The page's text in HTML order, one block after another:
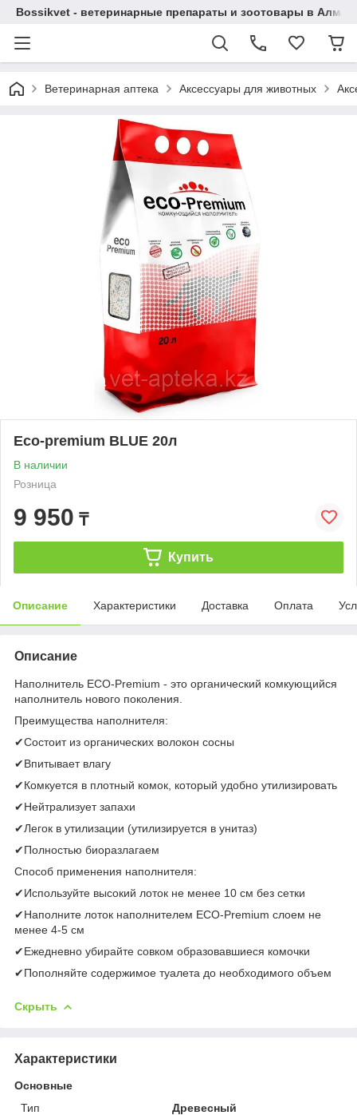
Bossikvet - ветеринарные препараты и зоотовары в
Ветеринарная аптека Аксессуары для животных
Eco-premium BLUE 20л
В наличии
Розница
9 950 ₸
Купить
Описание Характеристики Доставка Оплата
Описание
Наполнитель ECO-Premium - это органический комкующийся
наполнитель нового поколения.
Преимущества наполнителя:
✔Состоит из органических волокон сосны
✔Впитывает влагу
✔Комкуется в плотный комок, который удобно утилизировать
✔Нейтрализует запахи
✔Легок в утилизации (утилизируется в унитаз)
✔Полностью биоразлагаем
Способ применения наполнителя:
✔Используйте высокий лоток не менее 10 см без сетки
✔Наполните лоток наполнителем ECO-Premium слоем не
менее 4-5 см
✔Ежедневно убирайте совком образовавшиеся комочки
✔Пополняйте содержимое туалета до необходимого объем
Скрыть
Характеристики
Основные
Тип
Древесный